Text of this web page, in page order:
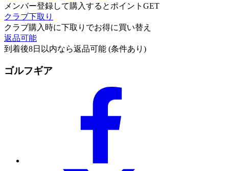
メンバー登録して購入するとポイントGET
クラブ下取り
クラブ購入時に下取りでお得に買い替え
返品可能
到着後8日以内なら返品可能 (条件あり)
ゴルフギア